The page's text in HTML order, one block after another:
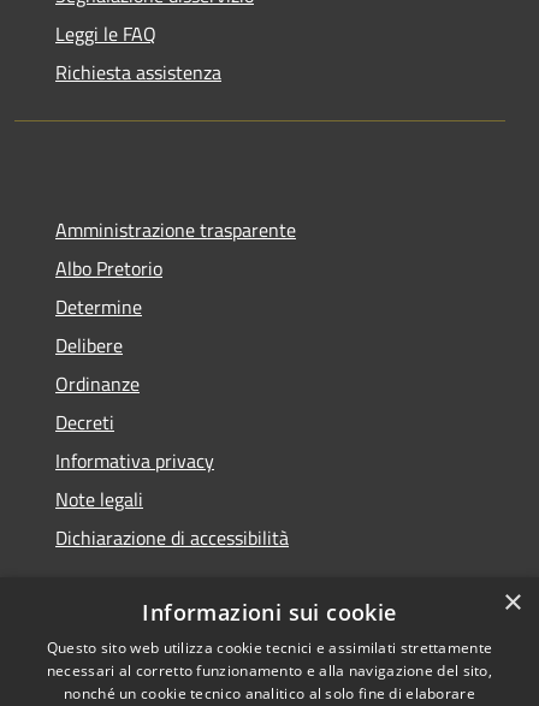
Leggi le FAQ
Richiesta assistenza
Amministrazione trasparente
Albo Pretorio
Determine
Delibere
Ordinanze
Decreti
Informativa privacy
Note legali
Dichiarazione di accessibilità
RSS
Accessibilità
Copyright © 2026 • Comune di
Molochio • Powered by
×
Informazioni sui cookie
Questo sito web utilizza cookie tecnici e assimilati strettamente
necessari al corretto funzionamento e alla navigazione del sito,
nonché un cookie tecnico analitico al solo fine di elaborare